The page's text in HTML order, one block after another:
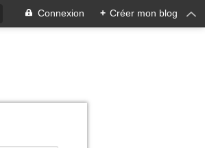
Connexion + Créer mon blog